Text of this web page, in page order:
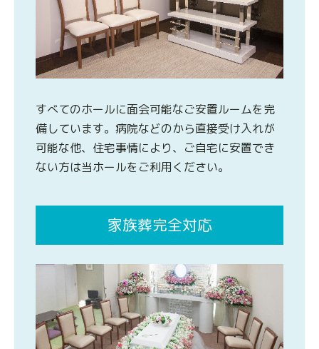
すべてのホールに面会可能なご安置ルームを完
備しています。病院などのから直接受け入れが
可能な他、住宅事情により、ご自宅に安置でき
ない方は当ホールをご利用ください。
家族葬完全対応